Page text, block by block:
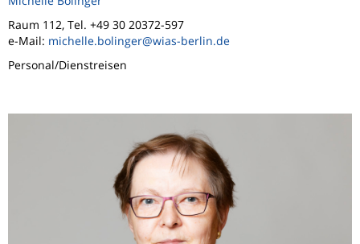
Raum 112, Tel. +49 30 20372-597
e-Mail: michelle.bolinger@wias-berlin.de
Personal/Dienstreisen